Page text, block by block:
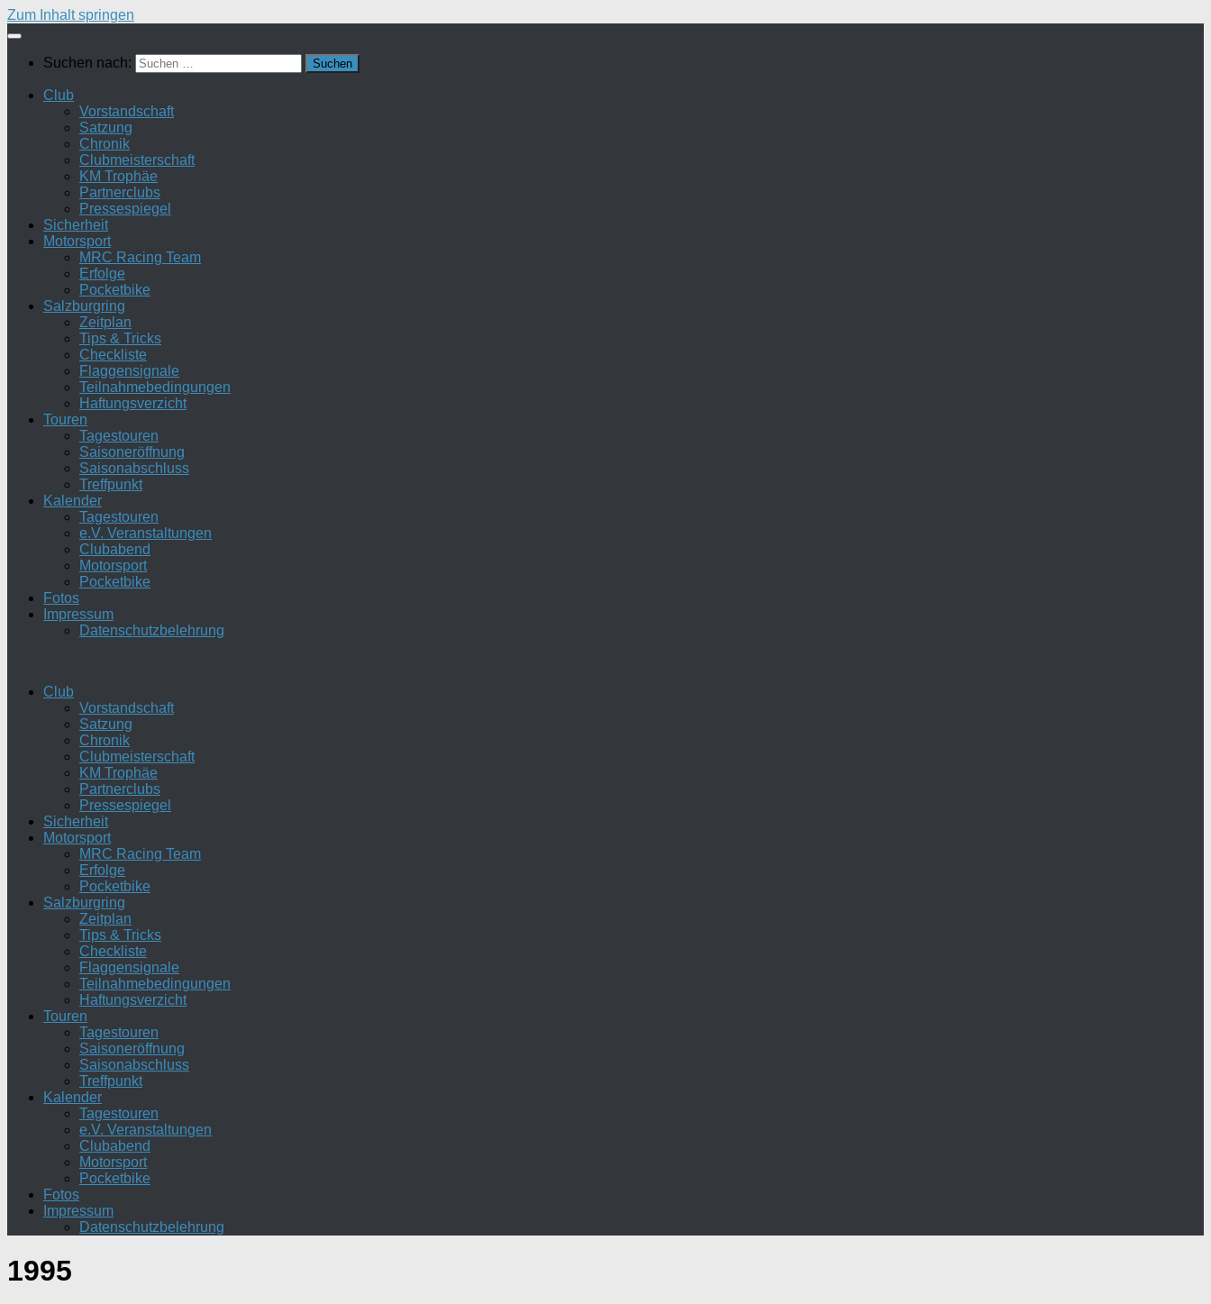
Zum Inhalt springen
Suchen nach:
Club
Vorstandschaft
Satzung
Chronik
Clubmeisterschaft
KM Trophäe
Partnerclubs
Pressespiegel
Sicherheit
Motorsport
MRC Racing Team
Erfolge
Pocketbike
Salzburgring
Zeitplan
Tips & Tricks
Checkliste
Flaggensignale
Teilnahmebedingungen
Haftungsverzicht
Touren
Tagestouren
Saisoneröffnung
Saisonabschluss
Treffpunkt
Kalender
Tagestouren
e.V. Veranstaltungen
Clubabend
Motorsport
Pocketbike
Fotos
Impressum
Datenschutzbelehrung
Club
Vorstandschaft
Satzung
Chronik
Clubmeisterschaft
KM Trophäe
Partnerclubs
Pressespiegel
Sicherheit
Motorsport
MRC Racing Team
Erfolge
Pocketbike
Salzburgring
Zeitplan
Tips & Tricks
Checkliste
Flaggensignale
Teilnahmebedingungen
Haftungsverzicht
Touren
Tagestouren
Saisoneröffnung
Saisonabschluss
Treffpunkt
Kalender
Tagestouren
e.V. Veranstaltungen
Clubabend
Motorsport
Pocketbike
Fotos
Impressum
Datenschutzbelehrung
1995